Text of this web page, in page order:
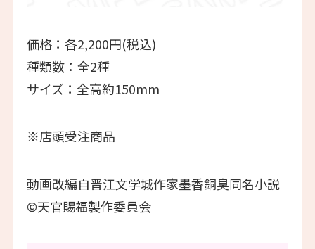
価格：各2,200円(税込)
種類数：全2種
サイズ：全高約150mm
※店頭受注商品
動画改編自晋江文学城作家墨香銅臭同名小説
©天官賜福製作委員会